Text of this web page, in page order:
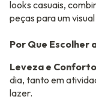
looks casuais,
peças para um
Por Que Escolher
Leveza e
dia, tanto em
lazer.